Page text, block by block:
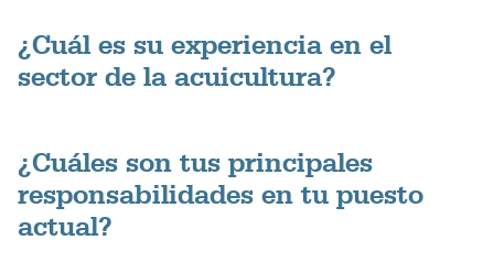
¿Cuál es su experiencia en el
sector de la acuicultura?
¿Cuáles son tus principales
responsabilidades en tu puesto
actual?